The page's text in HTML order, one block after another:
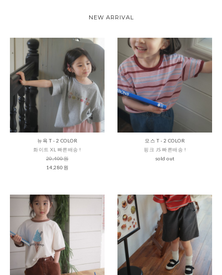
NEW ARRIVAL
뉴욕 T - 2 COLOR
화이트 XL 빠른배송 !
20,400원
14,280원
모스 T - 2 COLOR
핑크 JS 빠른배송 !
sold out